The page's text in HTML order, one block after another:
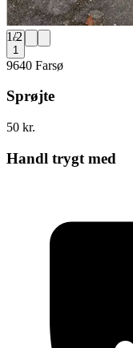
1/2
1
9640 Farsø
Sprøjte
50 kr.
Handl trygt med